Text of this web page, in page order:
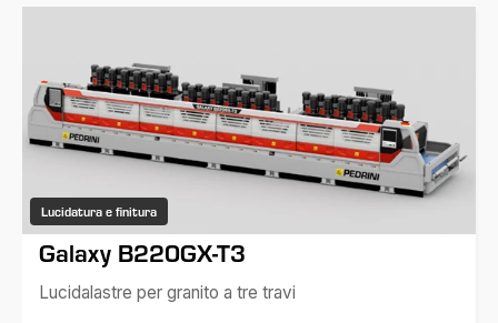
Lucidatura e finitura
Galaxy B220GX-T3
Lucidalastre per granito a tre travi